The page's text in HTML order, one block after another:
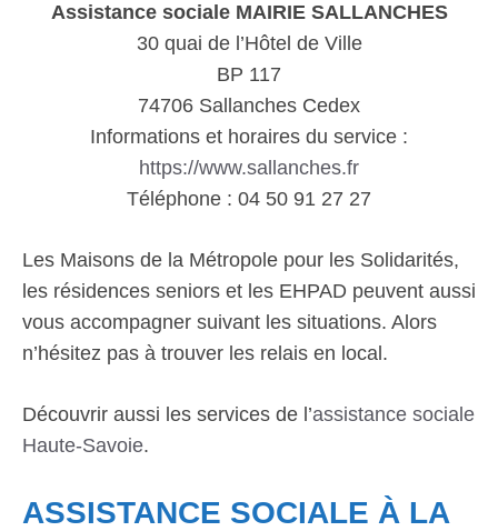
Assistance sociale MAIRIE SALLANCHES
30 quai de l’Hôtel de Ville
BP 117
74706 Sallanches Cedex
Informations et horaires du service :
https://www.sallanches.fr
Téléphone : 04 50 91 27 27
Les Maisons de la Métropole pour les Solidarités,
les résidences seniors et les EHPAD peuvent aussi
vous accompagner suivant les situations. Alors
n’hésitez pas à trouver les relais en local.
Découvrir aussi les services de l’assistance sociale
Haute-Savoie.
ASSISTANCE SOCIALE À LA